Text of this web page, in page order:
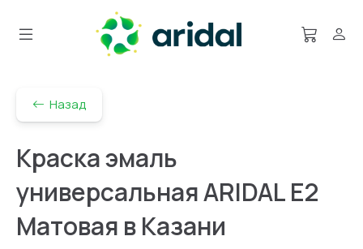
Назад
Краска эмаль
универсальная ARIDAL E2
Матовая в Казани